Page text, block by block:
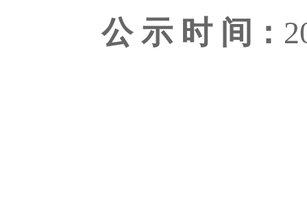
公 示 时 间：